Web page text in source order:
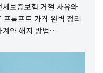
보증보험 거절 사유와
롬프트 가격 완벽 정리
계약 해지 방법…